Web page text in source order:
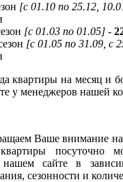
[с 01.10 по 25.12,
[с 01.03 по 01.05] -
[с 01.05 по 31.09, с
квартиры на месяц и
у менеджеров нашей
Ваше внимание на
посуточно
сайте в
сезонности и